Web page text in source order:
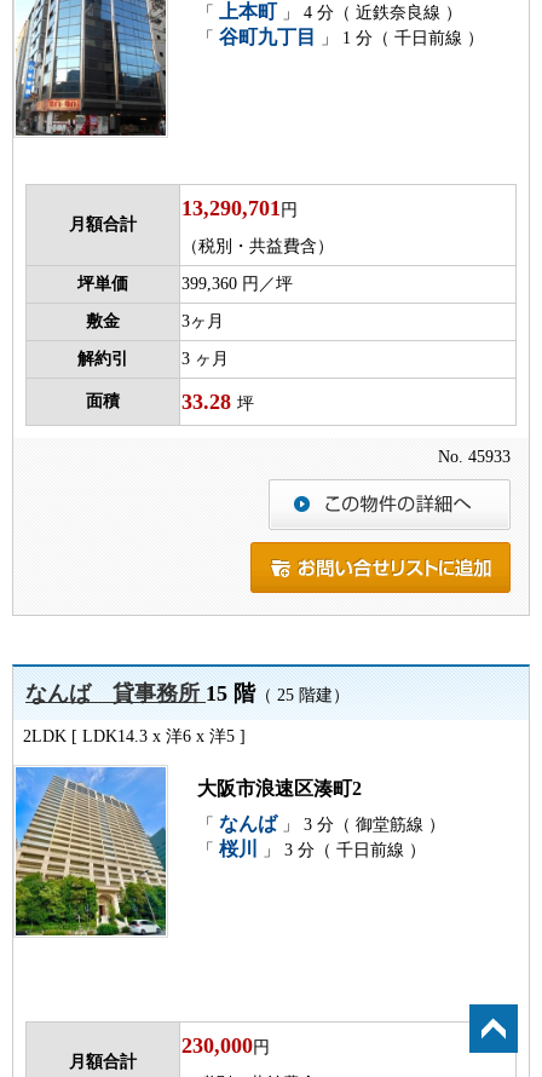
「 上本町
」 4 分（ 近鉄奈良線 ）
「 谷町九丁目 」 1 分（ 千日前線 ）
月額合計
13,290,701 円
（税別・共益費含）
坪単価 399,360 円／坪
敷金 3ヶ月
解約引 3 ヶ月
面積 33.28 坪
No. 45933
なんば 貸事務所15 階（ 25 階建）
2LDK [ LDK14.3 x 洋6 x 洋5 ]
大阪市浪速区湊町2
「 なんば 」 3 分（ 御堂筋線 ）
「 桜川 」 3 分（ 千日前線 ）
月額合計
230,000円